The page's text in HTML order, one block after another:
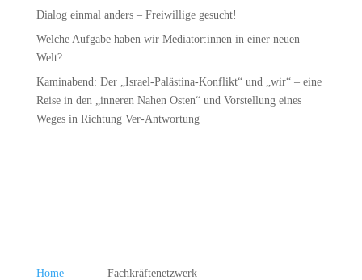
Dialog einmal anders – Freiwillige gesucht!
Welche Aufgabe haben wir Mediator:innen in einer neuen
Welt?
Kaminabend: Der „Israel-Palästina-Konflikt“ und „wir“ – eine
Reise in den „inneren Nahen Osten“ und Vorstellung eines
Weges in Richtung Ver-Antwortung
Home Fachkräftenetzwerk